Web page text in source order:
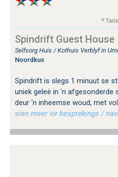
*
Spindrift Guest House
Selfsorg Huis / Kothuis Verblyf in
Noordkus
Spindrift is slegs 1 minuut se
uniek geleë in 'n afgesonderde
deur ‘n inheemse woud, met
sien meer vir besprekings /